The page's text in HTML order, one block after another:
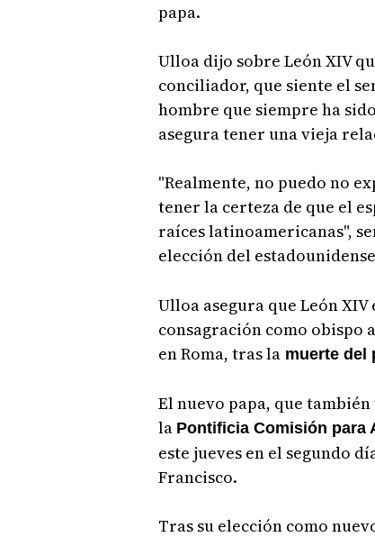
papa.
Ulloa dijo sobre León XIV
conciliador, que siente el
hombre que siempre ha
asegura tener una vieja
"Realmente, no puedo no
tener la certeza de que el
raíces latinoamericanas",
elección del estadounidense
Ulloa asegura que León
consagración como
en Roma, tras lamuerte del
El nuevo papa, que
la Pontificia Comisión para
este jueves en el segundo
Francisco.
Tras su elección como